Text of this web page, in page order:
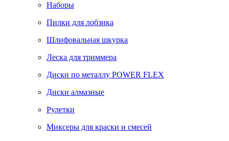
Наборы
Пилки для лобзика
Шлифовальная шкурка
Леска для триммера
Диски по металлу POWER FLEX
Диски алмазные
Рулетки
Миксеры для краски и смесей